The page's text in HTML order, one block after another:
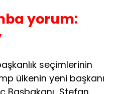
yorum:
seçimlerinin
ülkenin yeni başkanı